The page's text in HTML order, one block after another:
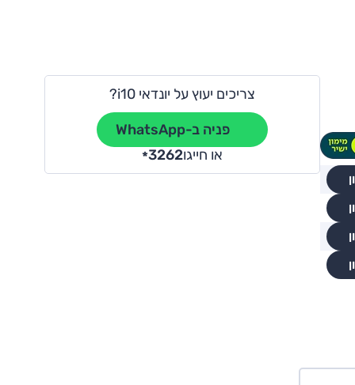
צריכים יעוץ על יונדאי i10?
פניה ב-WhatsApp
או חייגו
*3262